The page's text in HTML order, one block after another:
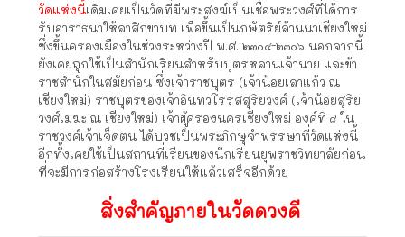
วัดแห่งนี้เดิมเคยเป็นวัดที่มีพระสงฆ์เป็นเชื้อพระวงศ์ที่ได้การ
รับอาราธนาให้ลาสิกขาบท เพื่อขึ้นเป็นกษัตริย์ล้านนาเชียงใหม่
ซึ่งขึ้นครองเมืองในช่วงระหว่างปี พ.ศ. ๒๓๐๔-๒๓๐๖ นอกจากนี้
ยังเคยถูกใช้เป็นสำนักเรียนสำหรับบุตรหลานเจ้านาย และข้า
ราชสำนักในสมัยก่อน ซึ่งเจ้าราชบุตร (เจ้าน้อยเลาแก้ว ณ
เชียงใหม่) ราชบุตรของเจ้าอินทวโรรสสุริยวงศ์ (เจ้าน้อยสุริย
วงศ์เมฆะ ณ เชียงใหม่) เจ้าผู้ครองนครเชียงใหม่ องค์ที่ ๘ ใน
ราชวงศ์เจ้าเจ็ดตน ได้บวชเป็นพระภิกษุจำพรรษาที่วัดแห่งนี้
อีกทั้งเคยใช้เป็นสถานที่เรียนของนักเรียนยุพราชวิทยาลัยก่อน
ที่จะมีการก่อสร้างโรงเรียนให้แล้วเสร็จอีกด้วย
สิ่งสำคัญภายในวัดดวงดี